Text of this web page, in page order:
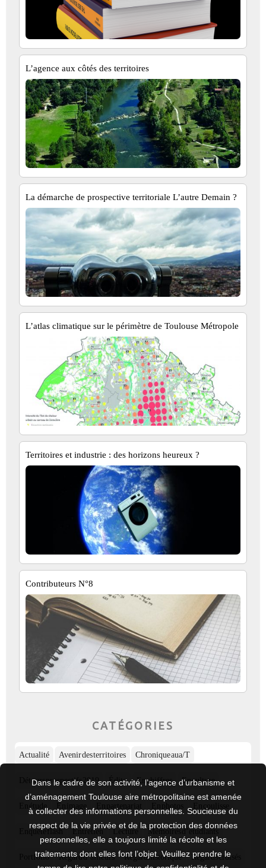
L’agence aux côtés des territoires
La démarche de prospective territoriale L’autre Demain ?
L’atlas climatique sur le périmètre de Toulouse Métropole
Territoires et industrie : des horizons heureux ?
Contributeurs N°8
CATÉGORIES
Actualité Avenir des territoires Chronique aua/T
Détours prospectifs 2019 Édito En chiffres En culture
En étude En image En partenariat En photos En coulisse
Enquête flash Entretien Mémoires d’étudiants
Portfolio Regard d’ailleurs Regard historique Regards croisés
Dans le cadre de son activité, l’agence d’urbanisme et
d’aménagement Toulouse aire métropolitaine est amenée
à collecter des informations personnelles. Soucieuse du
respect de la vie privée et de la protection des données
personnelles, elle a toujours limité la récolte et les
traitements dont elles font l’objet. Veuillez prendre le